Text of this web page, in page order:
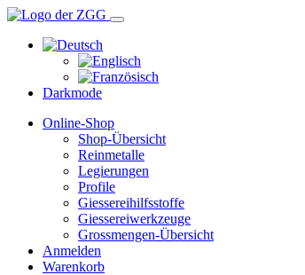
Darkmode
Online-Shop
Shop-Übersicht
Reinmetalle
Legierungen
Profile
Giessereihilfsstoffe
Giessereiwerkzeuge
Grossmengen-Übersicht
Anmelden
Warenkorb